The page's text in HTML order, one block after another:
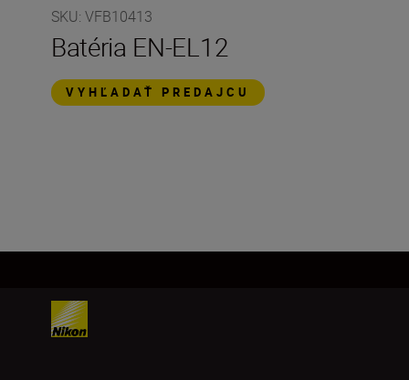
SKU: VFB10413
Batéria EN-EL12
VYHĽADAŤ PREDAJCU